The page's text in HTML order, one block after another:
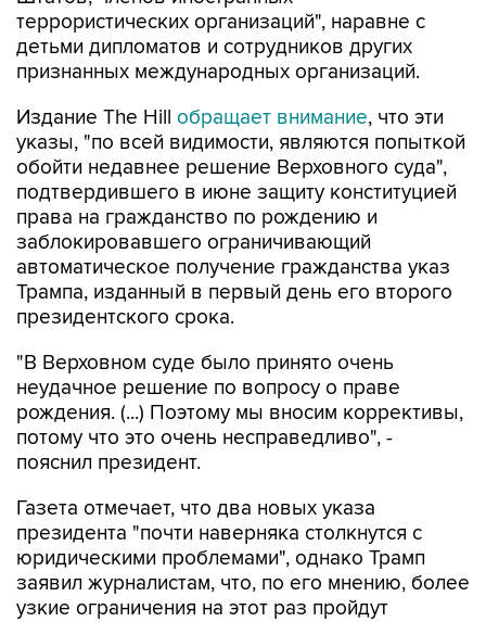
признанных международных организаций.
Издание The Hillобращает внимание, что эти
обойти недавнее решение Верховного суда",
подтвердившего в июне защиту конституцией
права на гражданство по рождению и
заблокировавшего ограничивающий
автоматическое получение гражданства указ
Трампа, изданный в первый день его второго
президентского срока.
"В Верховном суде было принято очень
рождения. (...) Поэтому мы вносим коррективы,
потому что это очень несправедливо", -
пояснил президент.
Газета отмечает, что два новых указа
юридическими проблемами", однако Трамп
заявил журналистам, что, по его мнению, более
узкие ограничения на этот раз пройдут
проверку на конституционность.